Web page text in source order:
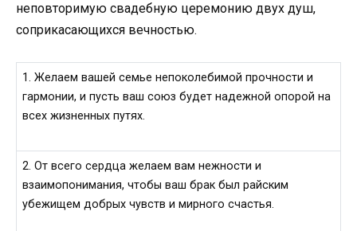
неповторимую свадебную церемонию двух душ,
соприкасающихся вечностью.
1. Желаем вашей семье непоколебимой прочности и
гармонии, и пусть ваш союз будет надежной опорой на
всех жизненных путях.
2. От всего сердца желаем вам нежности и
взаимопонимания, чтобы ваш брак был райским
убежищем добрых чувств и мирного счастья.